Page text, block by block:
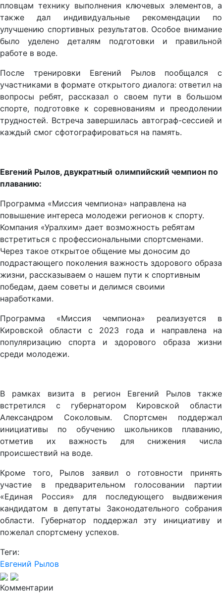
пловцам технику выполнения ключевых элементов, а
также дал индивидуальные рекомендации по
улучшению спортивных результатов. Особое внимание
было уделено деталям подготовки и правильной
работе в воде.
После тренировки Евгений Рылов пообщался с
участниками в формате открытого диалога: ответил на
вопросы ребят, рассказал о своем пути в большом
спорте, подготовке к соревнованиям и преодолении
трудностей. Встреча завершилась автограф-сессией и
каждый смог сфотографироваться на память.
Евгений Рылов, двукратный олимпийский чемпион по
плаванию:
Программа «Миссия чемпиона» направлена на
повышение интереса молодежи регионов к спорту.
Компания «Уралхим» дает возможность ребятам
встретиться с профессиональными спортсменами.
Через такое открытое общение мы доносим до
подрастающего поколения важность здорового образа
жизни, рассказываем о нашем пути к спортивным
победам, даем советы и делимся своими
наработками.
Программа «Миссия чемпиона» реализуется в
Кировской области с 2023 года и направлена на
популяризацию спорта и здорового образа жизни
среди молодежи.
В рамках визита в регион Евгений Рылов также
встретился с губернатором Кировской области
Александром Соколовым. Спортсмен поддержал
инициативы по обучению школьников плаванию,
отметив их важность для снижения числа
происшествий на воде.
Кроме того, Рылов заявил о готовности принять
участие в предварительном голосовании партии
«Единая Россия» для последующего выдвижения
кандидатом в депутаты Законодательного собрания
области. Губернатор поддержал эту инициативу и
пожелал спортсмену успехов.
Теги:
Евгений Рылов
Комментарии